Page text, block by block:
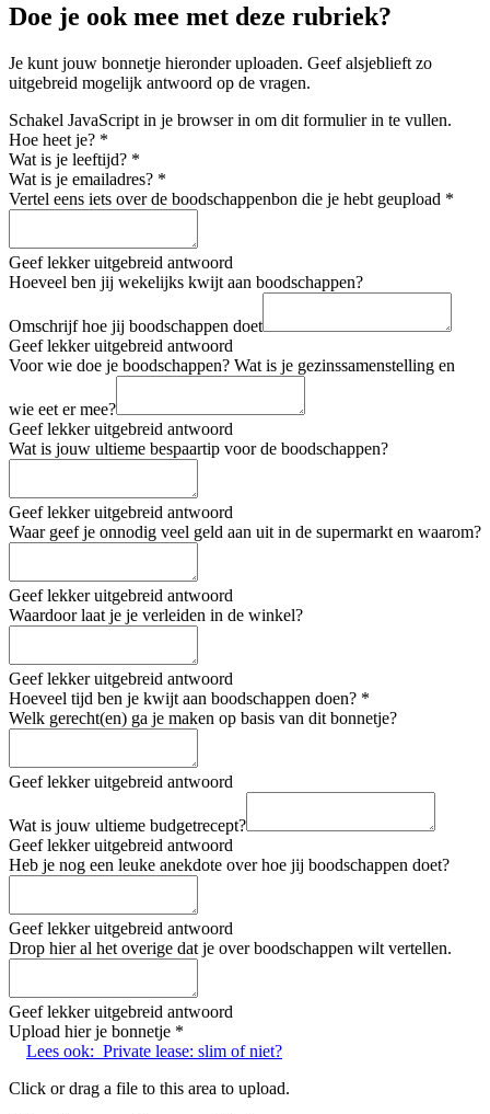
Doe je ook mee met deze rubriek?
Je kunt jouw bonnetje hieronder uploaden. Geef alsjeblieft zo
uitgebreid mogelijk antwoord op de vragen.
Schakel JavaScript in je browser in om dit formulier in te vullen.
Hoe heet je? *
Wat is je leeftijd? *
Wat is je emailadres? *
Vertel eens iets over de boodschappenbon die je hebt geupload *
Geef lekker uitgebreid antwoord
Hoeveel ben jij wekelijks kwijt aan boodschappen?
Omschrijf hoe jij boodschappen doet
Geef lekker uitgebreid antwoord
Voor wie doe je boodschappen? Wat is je gezinssamenstelling en
wie eet er mee?
Geef lekker uitgebreid antwoord
Wat is jouw ultieme bespaartip voor de boodschappen?
Geef lekker uitgebreid antwoord
Waar geef je onnodig veel geld aan uit in de supermarkt en waarom?
Geef lekker uitgebreid antwoord
Waardoor laat je je verleiden in de winkel?
Geef lekker uitgebreid antwoord
Hoeveel tijd ben je kwijt aan boodschappen doen? *
Welk gerecht(en) ga je maken op basis van dit bonnetje?
Geef lekker uitgebreid antwoord
Wat is jouw ultieme budgetrecept?
Geef lekker uitgebreid antwoord
Heb je nog een leuke anekdote over hoe jij boodschappen doet?
Geef lekker uitgebreid antwoord
Drop hier al het overige dat je over boodschappen wilt vertellen.
Geef lekker uitgebreid antwoord
Upload hier je bonnetje *
Lees ook: Private lease: slim of niet?
Click or drag a file to this area to upload.